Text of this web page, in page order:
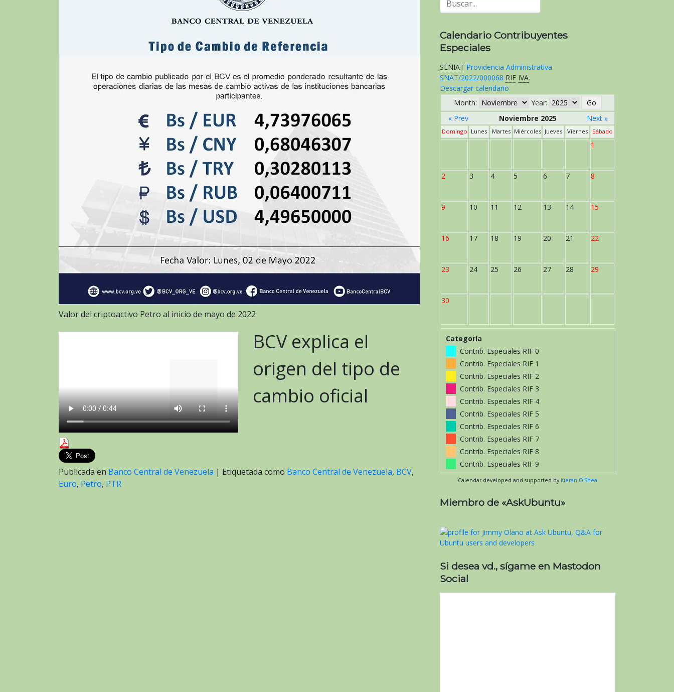
Valor del criptoactivo Petro al inicio de mayo de 2022
BCV explica el
origen del tipo de
cambio oficial
Publicada en Banco Central de Venezuela | Etiquetada como Banco Central de Venezuela, BCV,
Euro, Petro, PTR
Calendario Contribuyentes
Especiales
SENIAT Providencia Administrativa
SNAT/2022/000068 RIF IVA.
Descargar calendario
Month:
Year:
« Prev
Noviembre 2025 Next »
Domingo Lunes Martes Miércoles Jueves Viernes Sábado
1
2 3 4 5 6 7 8
9 10 11 12 13 14 15
16 17 18 19 20 21 22
23 24 25 26 27 28 29
30
Categoría
Contrib. Especiales RIF 0
Contrib. Especiales RIF 1
Contrib. Especiales RIF 2
Contrib. Especiales RIF 3
Contrib. Especiales RIF 4
Contrib. Especiales RIF 5
Contrib. Especiales RIF 6
Contrib. Especiales RIF 7
Contrib. Especiales RIF 8
Contrib. Especiales RIF 9
Calendar developed and supported by Kieran O'Shea
Miembro de «AskUbuntu»
Si desea vd., sígame en Mastodon
Social